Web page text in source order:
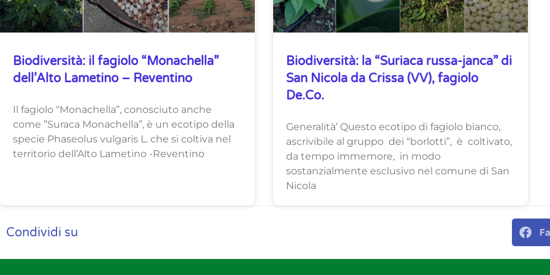
Biodiversità: il fagiolo “Monachella”
dell’Alto Lametino – Reventino
Il fagiolo “Monachella”, conosciuto anche
come ”Suraca Monachella”, è un ecotipo della
specie Phaseolus vulgaris L. che si coltiva nel
territorio dell’Alto Lametino -Reventino
Biodiversità: la “Suriaca russa-janca” di
San Nicola da Crissa (VV), fagiolo
De.Co.
Generalità’ Questo ecotipo di fagiolo bianco,
ascrivibile al gruppo dei “borlotti”, è coltivato,
da tempo immemore, in modo
sostanzialmente esclusivo nel comune di San
Nicola
Condividi su